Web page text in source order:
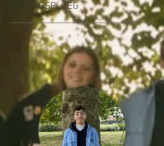
LEIDINGSPLOEG